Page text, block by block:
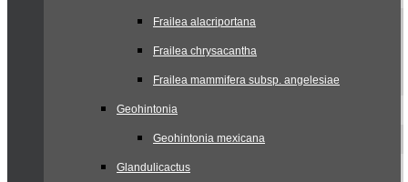
Frailea alacriportana
Frailea chrysacantha
Frailea mammifera subsp. angelesiae
Geohintonia
Geohintonia mexicana
Glandulicactus